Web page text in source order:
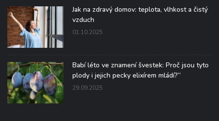
Jak na zdravý domov: teplota, vlhkost a čistý
vzduch
01.10.2025
Babí léto ve znamení švestek: Proč jsou tyto
plody i jejich pecky elixírem mládí?“
29.09.2025